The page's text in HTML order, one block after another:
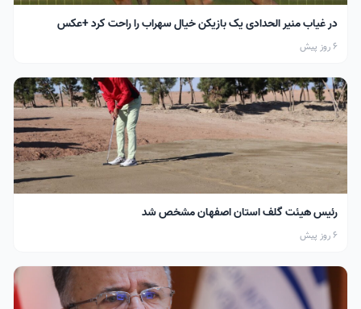
در غیاب منیر الحدادی یک بازیکن خیال سهراب را راحت کرد +عکس
6 روز پیش
رئیس هیئت گلف استان اصفهان مشخص شد
6 روز پیش